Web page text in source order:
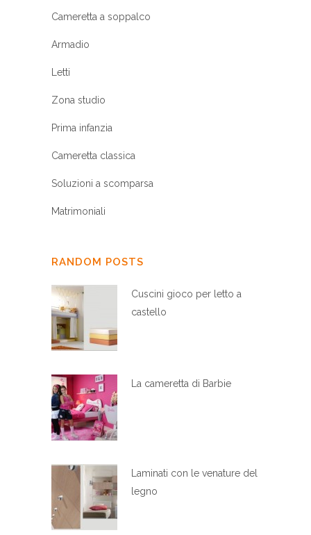
Cameretta a soppalco
Armadio
Letti
Zona studio
Prima infanzia
Cameretta classica
Soluzioni a scomparsa
Matrimoniali
RANDOM POSTS
Cuscini gioco per letto a
castello
La cameretta di Barbie
Laminati con le venature del
legno